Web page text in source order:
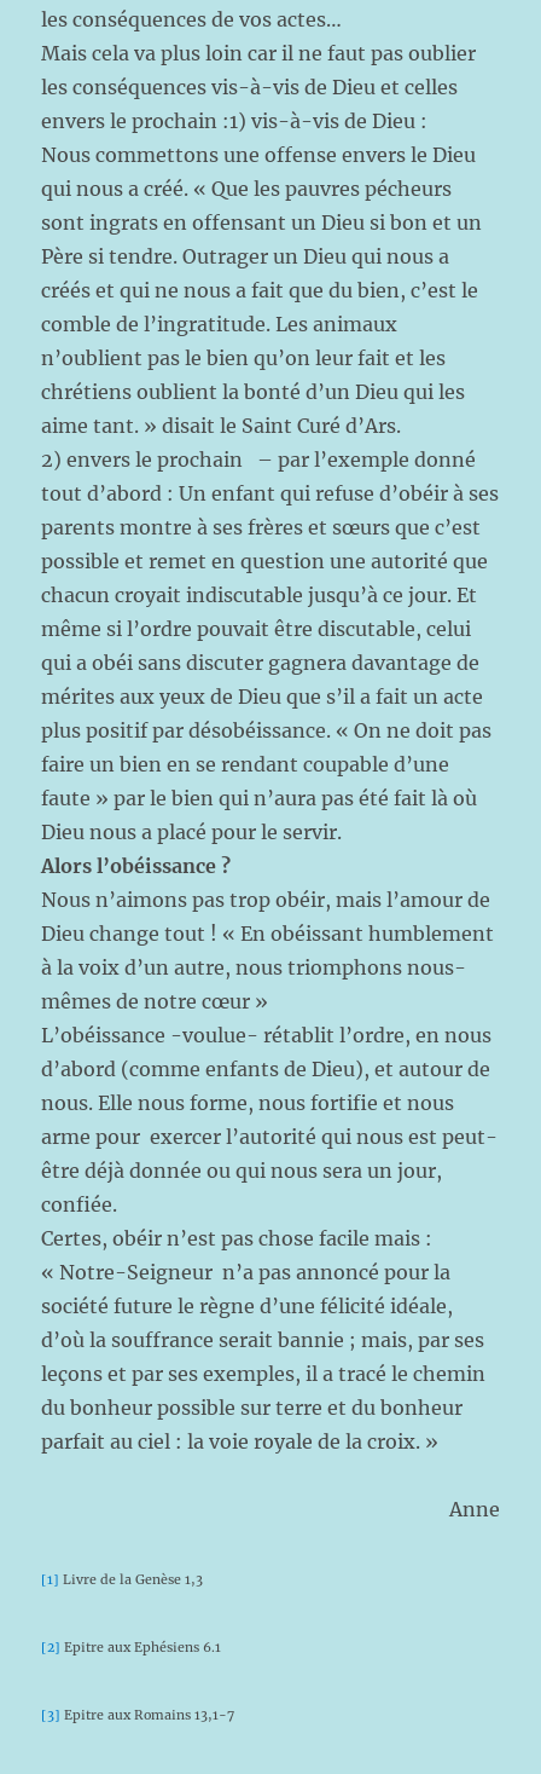
les conséquences de vos actes…
Mais cela va plus loin car il ne faut pas oublier
les conséquences vis-à-vis de Dieu et celles
envers le prochain :1) vis-à-vis de Dieu :
Nous commettons une offense envers le Dieu
qui nous a créé. « Que les pauvres pécheurs
sont ingrats en offensant un Dieu si bon et un
Père si tendre. Outrager un Dieu qui nous a
créés et qui ne nous a fait que du bien, c’est le
comble de l’ingratitude. Les animaux
n’oublient pas le bien qu’on leur fait et les
chrétiens oublient la bonté d’un Dieu qui les
aime tant. » disait le Saint Curé d’Ars.
2) envers le prochain – par l’exemple donné
tout d’abord : Un enfant qui refuse d’obéir à ses
parents montre à ses frères et sœurs que c’est
possible et remet en question une autorité que
chacun croyait indiscutable jusqu’à ce jour. Et
même si l’ordre pouvait être discutable, celui
qui a obéi sans discuter gagnera davantage de
mérites aux yeux de Dieu que s’il a fait un acte
plus positif par désobéissance. « On ne doit pas
faire un bien en se rendant coupable d’une
faute » par le bien qui n’aura pas été fait là où
Dieu nous a placé pour le servir.
Alors l’obéissance ?
Nous n’aimons pas trop obéir, mais l’amour de
Dieu change tout ! « En obéissant humblement
à la voix d’un autre, nous triomphons nous-
mêmes de notre cœur »
L’obéissance -voulue- rétablit l’ordre, en nous
d’abord (comme enfants de Dieu), et autour de
nous. Elle nous forme, nous fortifie et nous
arme pour exercer l’autorité qui nous est peut-
être déjà donnée ou qui nous sera un jour,
confiée.
Certes, obéir n’est pas chose facile mais :
« Notre-Seigneur n’a pas annoncé pour la
société future le règne d’une félicité idéale,
d’où la souffrance serait bannie ; mais, par ses
leçons et par ses exemples, il a tracé le chemin
du bonheur possible sur terre et du bonheur
parfait au ciel : la voie royale de la croix. »
Anne
[1] Livre de la Genèse 1,3
[2] Epitre aux Ephésiens 6.1
[3] Epitre aux Romains 13,1-7